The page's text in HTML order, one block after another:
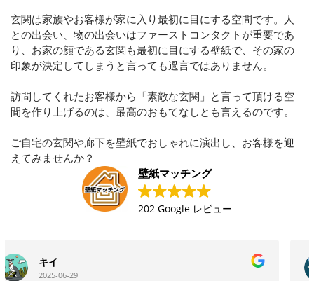
玄関は家族やお客様が家に入り最初に目にする空間です。人
との出会い、物の出会いはファーストコンタクトが重要であ
り、お家の顔である玄関も最初に目にする壁紙で、その家の
印象が決定してしまうと言っても過言ではありません。
訪問してくれたお客様から「素敵な玄関」と言って頂ける空
間を作り上げるのは、最高のおもてなしとも言えるのです。
ご自宅の玄関や廊下を壁紙でおしゃれに演出し、お客様を迎
えてみませんか？
壁紙マッチング
202 Google レビュー
2025-06-29